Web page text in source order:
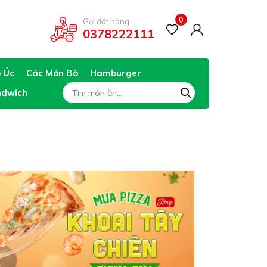
Gọi đặt hàng
0378222111
0
Úc Các Món Bò
Hamburger